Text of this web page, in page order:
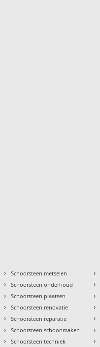
› Schoorsteen metselen
› Schoorsteen onderhoud
› Schoorsteen plaatsen
› Schoorsteen renovatie
› Schoorsteen reparatie
› Schoorsteen schoonmaken
› Schoorsteen techniek
›
›
›
›
›
›
›